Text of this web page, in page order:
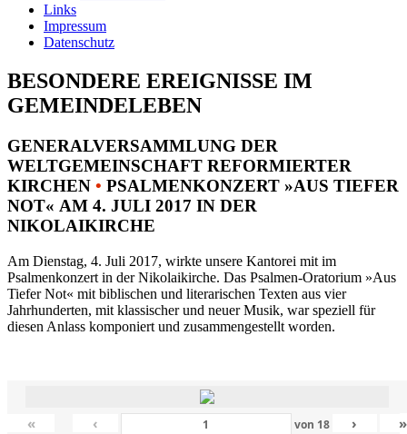
Links
Impressum
Datenschutz
BESONDERE EREIGNISSE IM
GEMEINDELEBEN
GENERALVERSAMMLUNG DER
WELTGEMEINSCHAFT REFORMIERTER
KIRCHEN • PSALMENKONZERT »AUS TIEFER
NOT« AM 4. JULI 2017 IN DER
NIKOLAIKIRCHE
Am Dienstag, 4. Juli 2017, wirkte unsere Kantorei mit im
Psalmenkonzert in der Nikolaikirche. Das Psalmen-Oratorium »Aus
Tiefer Not« mit biblischen und literarischen Texten aus vier
Jahrhunderten, mit klassischer und neuer Musik, war speziell für
diesen Anlass komponiert und zusammengestellt worden.
« ‹ von 18 › »